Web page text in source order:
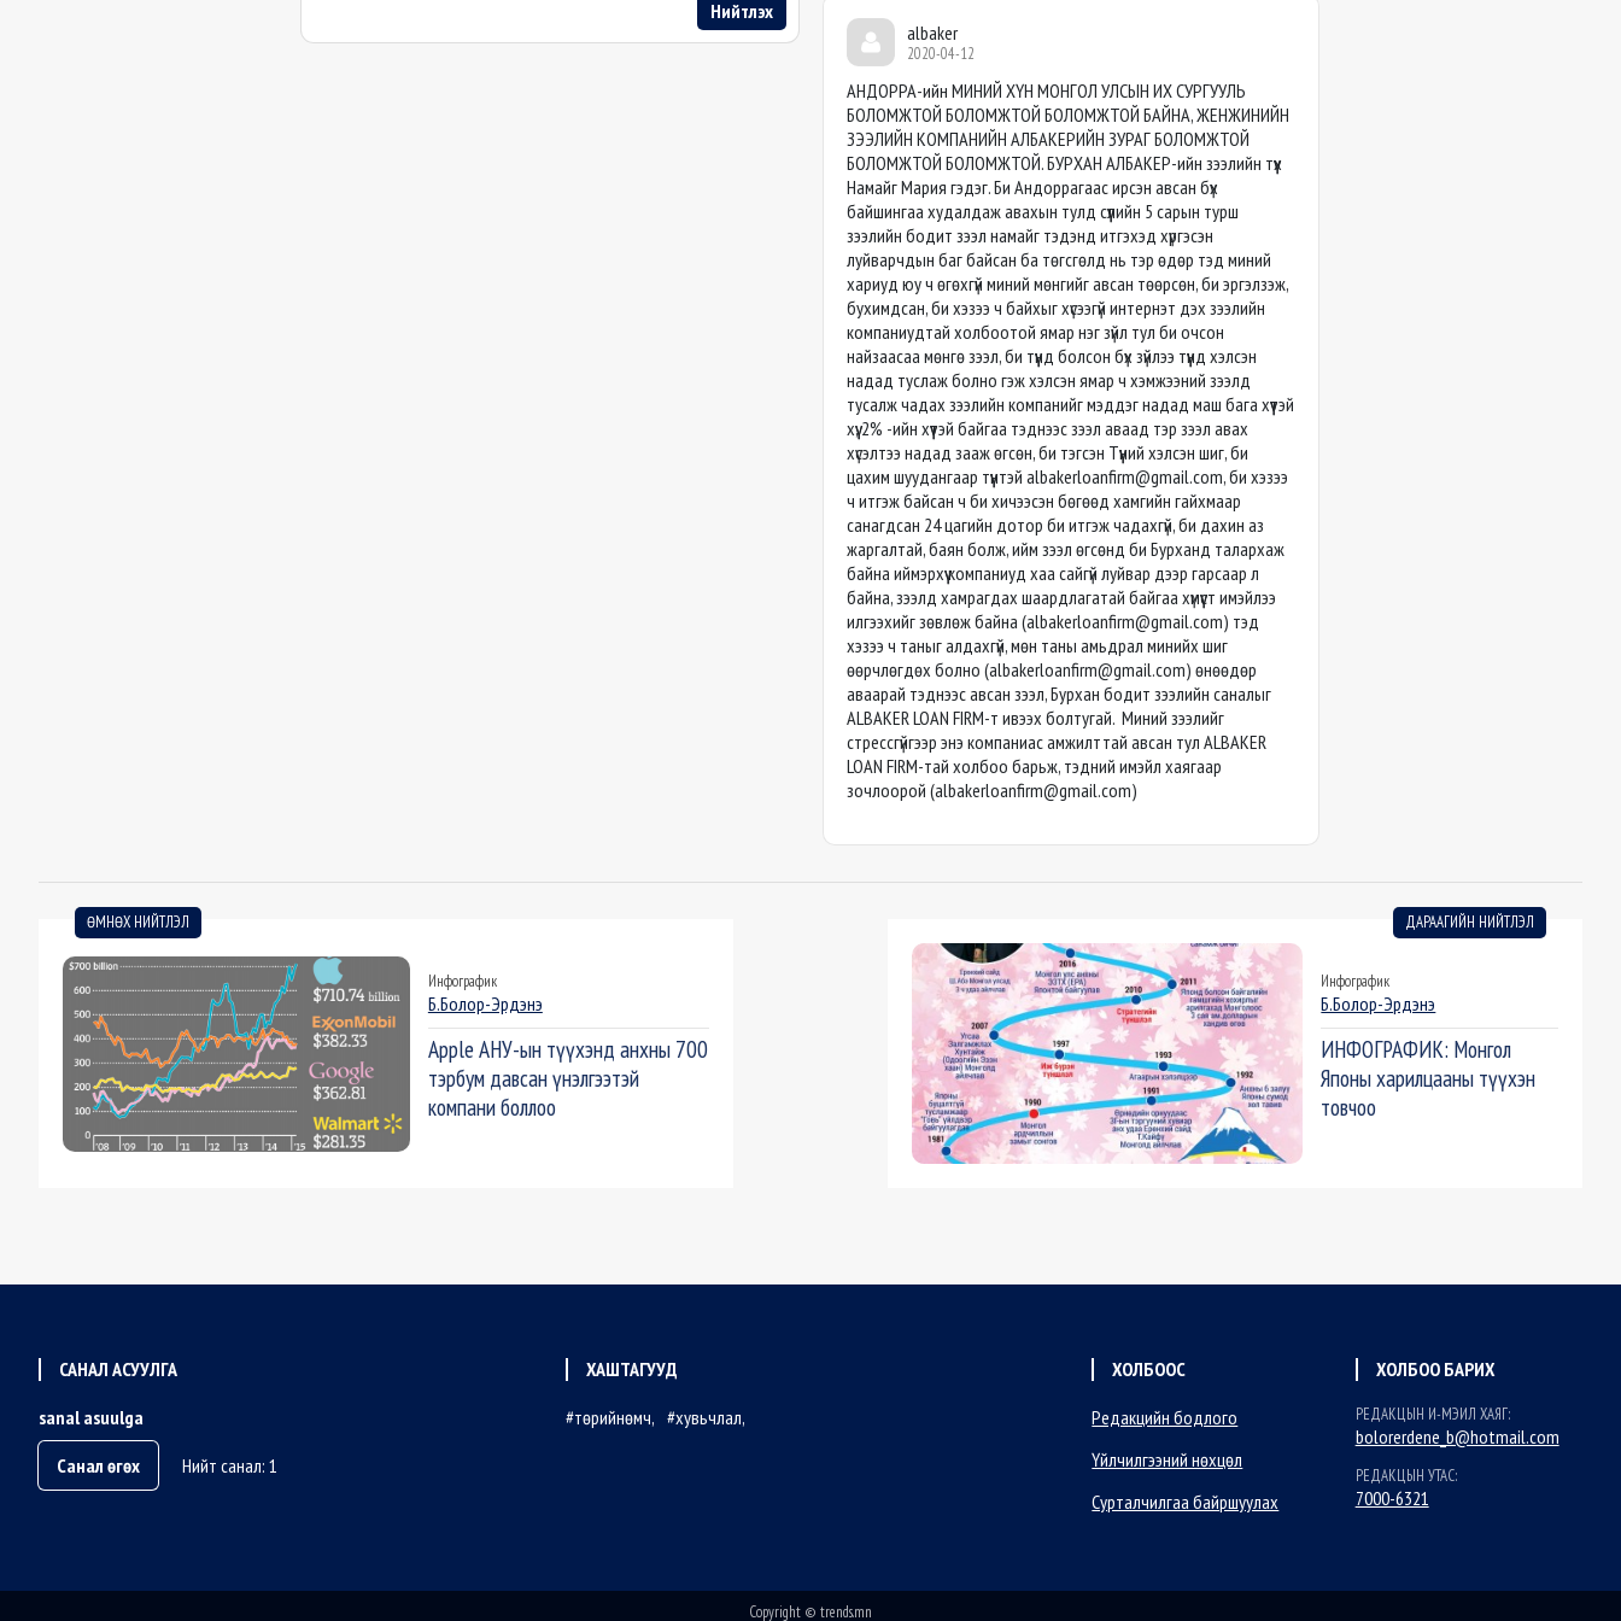
Нийтлэх
albaker
2020-04-12
АНДОРРА-ийн МИНИЙ ХҮН МОНГОЛ УЛСЫН ИХ СУРГУУЛЬ
БОЛОМЖТОЙ БОЛОМЖТОЙ БОЛОМЖТОЙ БАЙНА, ЖЕНЖИНИЙН
ЗЭЭЛИЙН КОМПАНИЙН АЛБАКЕРИЙН ЗУРАГ БОЛОМЖТОЙ
БОЛОМЖТОЙ БОЛОМЖТОЙ. БУРХАН АЛБАКЕР-ийн зээлийн түүх
Намайг Мария гэдэг. Би Андоррагаас ирсэн авсан бүх
байшингаа худалдаж авахын тулд сүүлийн 5 сарын турш
зээлийн бодит зээл намайг тэдэнд итгэхэд хүргэсэн
луйварчдын баг байсан ба төгсгөлд нь тэр өдөр тэд миний
хариуд юу ч өгөхгүй миний мөнгийг авсан төөрсөн, би эргэлзэж,
бухимдсан, би хэзээ ч байхыг хүсээгүй интернэт дэх зээлийн
компаниудтай холбоотой ямар нэг зүйл тул би очсон
найзаасаа мөнгө зээл, би түүнд болсон бүх зүйлээ түүнд хэлсэн
надад туслаж болно гэж хэлсэн ямар ч хэмжээний зээлд
тусалж чадах зээлийн компанийг мэддэг надад маш бага хүүтэй
хүү, 2% -ийн хүүтэй байгаа тэднээс зээл аваад тэр зээл авах
хүсэлтээ надад зааж өгсөн, би тэгсэн Түүний хэлсэн шиг, би
цахим шуудангаар түүнтэй albakerloanfirm@gmail.com, би хэзээ
ч итгэж байсан ч би хичээсэн бөгөөд хамгийн гайхмаар
санагдсан 24 цагийн дотор би итгэж чадахгүй, би дахин аз
жаргалтай, баян болж, ийм зээл өгсөнд би Бурханд талархаж
байна иймэрхүү компаниуд хаа сайгүй луйвар дээр гарсаар л
байна, зээлд хамрагдах шаардлагатай байгаа хүмүүст имэйлээ
илгээхийг зөвлөж байна (albakerloanfirm@gmail.com) тэд
хэзээ ч таныг алдахгүй, мөн таны амьдрал минийх шиг
өөрчлөгдөх болно (albakerloanfirm@gmail.com) өнөөдөр
аваарай тэднээс авсан зээл, Бурхан бодит зээлийн саналыг
ALBAKER LOAN FIRM-т ивээх болтугай. Миний зээлийг
стрессгүйгээр энэ компаниас амжилттай авсан тул ALBAKER
LOAN FIRM-тай холбоо барьж, тэдний имэйл хаягаар
зочлоорой (albakerloanfirm@gmail.com)
ӨМНӨХ НИЙТЛЭЛ
Инфографик
Б.Болор-Эрдэнэ
Apple АНУ-ын түүхэнд анхны 700
тэрбум давсан үнэлгээтэй
компани боллоо
ДАРААГИЙН НИЙТЛЭЛ
Инфографик
Б.Болор-Эрдэнэ
ИНФОГРАФИК: Монгол
Японы харилцааны түүхэн
товчоо
САНАЛ АСУУЛГА
sanal asuulga
Санал өгөх
Нийт санал: 1
ХАШТАГУУД
төрийнөмч
хувьчлал
ХОЛБООС
Редакцийн бодлого
Үйлчилгээний нөхцөл
Сурталчилгаа байршуулах
ХОЛБОО БАРИХ
РЕДАКЦЫН И-МЭИЛ ХАЯГ:
bolorerdene_b@hotmail.com
РЕДАКЦЫН УТАС:
7000-6321
Copyright © trends.mn